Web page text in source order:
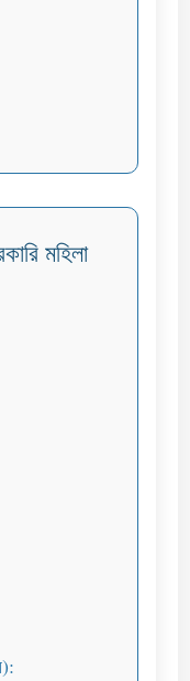
মহিলা